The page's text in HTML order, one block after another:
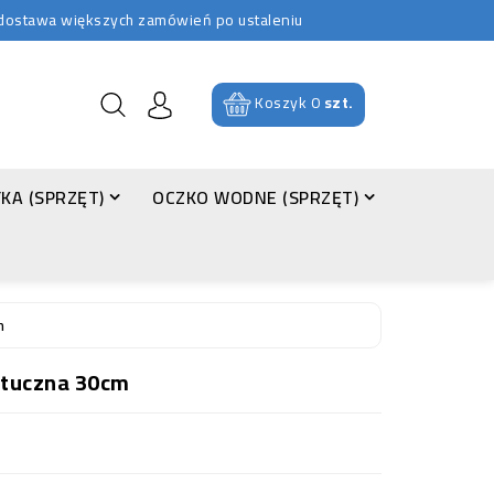
większych zamówień po ustaleniu
Koszyk0szt.
(SPRZĘT)
OCZKO WODNE (SPRZĘT)
30cm